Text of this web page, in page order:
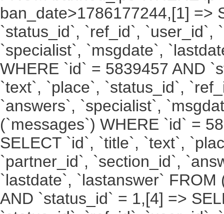
ban_date>1786177244,[1] =>
`status_id`, `ref_id`, `user_id`,
`specialist`, `msgdate`,
WHERE `id` = 5839457 AND
`text`, `place`, `status_id`,
`answers`, `specialist`,
(`messages`) WHERE `id` =
SELECT `id`, `title`, `text`,
`partner_id`, `section_id`,
`lastdate`, `lastanswer`
AND `status_id` = 1,[4] =>